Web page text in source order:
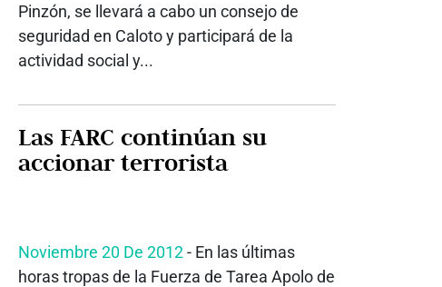
Pinzón, se llevará a cabo un consejo de
seguridad en Caloto y participará de la
actividad social y...
Las FARC continúan su
accionar terrorista
Noviembre 20 De 2012- En las últimas
horas tropas de la Fuerza de Tarea Apolo de